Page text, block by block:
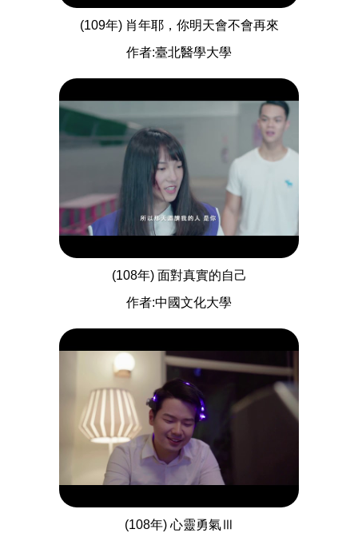
(109年) 肖年耶，你明天會不會再來
作者:臺北醫學大學
(108年) 面對真實的自己
作者:中國文化大學
(108年) 心靈勇氣Ⅲ